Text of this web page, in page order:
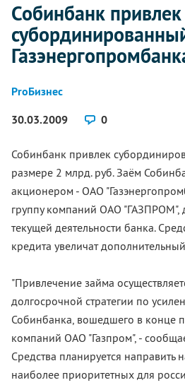
Собинбанк привлек
ProБизнес
30.03.2009
0
Собинбанк привлек
размере 2 млрд. руб. Заём
акционером - ОАО
группу компаний ОАО "ГАЗПРОМ",
текущей деятельности банка.
кредита увеличат
"Привлечение займа
долгосрочной стратегии по
Собинбанка, вошедшего в конце
компаний ОАО "Газпром", -
Средства планируется направить
наиболее приоритетных для